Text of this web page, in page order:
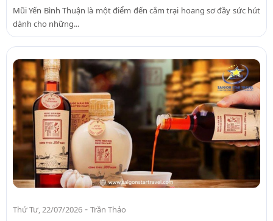
Mũi Yến Bình Thuận là một điểm đến cắm trại hoang sơ đầy sức hút
dành cho những...
Thứ Tư, 22/07/2026 - Trần Thảo